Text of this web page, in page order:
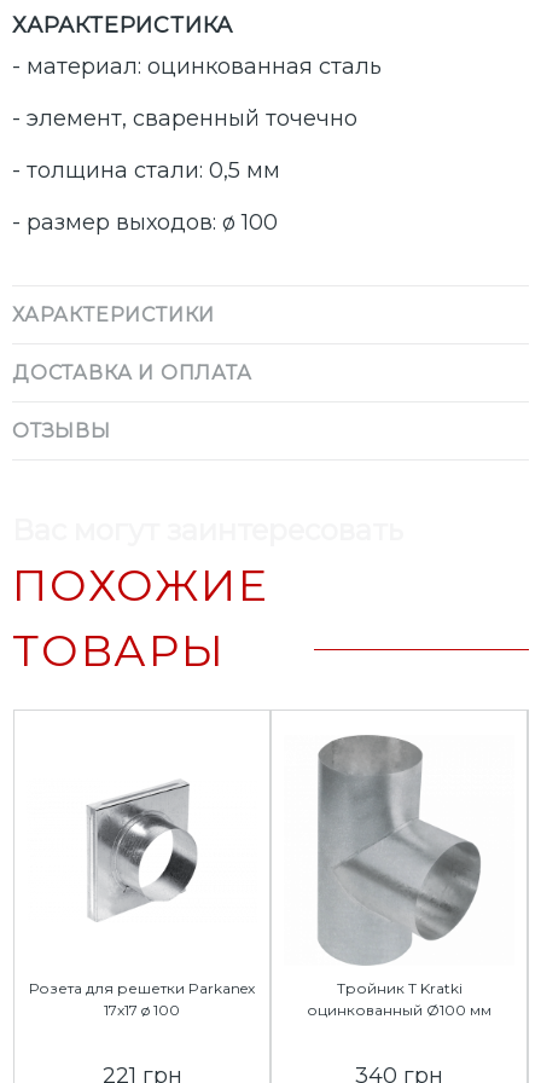
ХАРАКТЕРИСТИКА
- материал: оцинкованная сталь
- элемент, сваренный точечно
- толщина стали: 0,5 мм
- размер выходов: ø 100
ХАРАКТЕРИСТИКИ
ДОСТАВКА И ОПЛАТА
ОТЗЫВЫ
ПОХОЖИЕ
ТОВАРЫ
Розета для решетки Parkanex
17x17 ø 100
221 грн
Тройник Т Kratki
оцинкованный Ø100 мм
340 грн